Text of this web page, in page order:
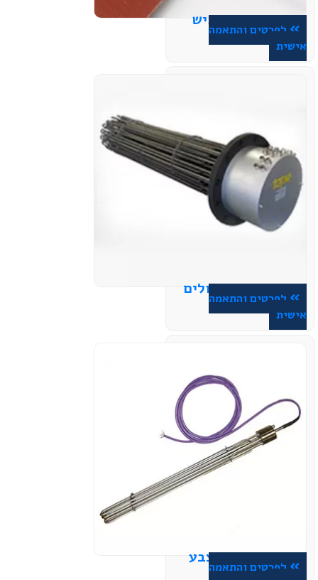
גוף חימום גמיש
לפרטים והתאמה
אישית
גופי חימום טבולים
לפרטים והתאמה
אישית
גופי חימום אצבע
לפרטים והתאמה